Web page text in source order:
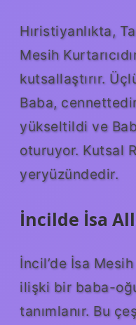
Hıristiyanlıkta,
Mesih
kutsallaştırır.
Baba,
yükseltildi ve
oturuyor. Kutsal
yeryüzündedir.
İncilde İsa
İncil’de İsa
ilişki bir baba-
tanımlanır. Bu